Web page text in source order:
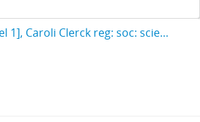
Clerck, Carl Alexander, 1709-1765. - Icones insectorum rariorum. (Pl.titelbl.) Stockholm. 1-2. 1759-65. [Del 1], Caroli Clerck reg: soc: scient: Upsal: membr: Icones insectorum rariorum cum nominibus eorum trivialibus, locisqve e C: Linnæi ... Syst: nat: allegatis Holmiæ 1759.. - 1759